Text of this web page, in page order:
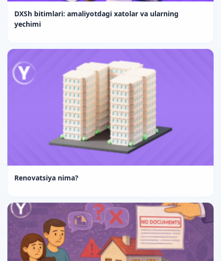
DXSh bitimlari: amaliyotdagi xatolar va ularning
yechimi
Renovatsiya nima?